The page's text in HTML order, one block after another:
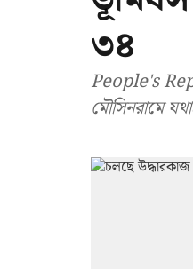
৩৪
People's
মৌসিনরামে